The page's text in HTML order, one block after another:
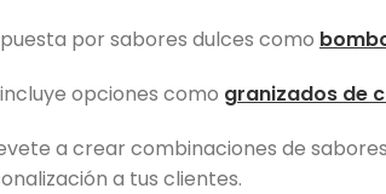
por sabores dulces como
opciones como granizados de
a crear combinaciones de
a tus clientes.